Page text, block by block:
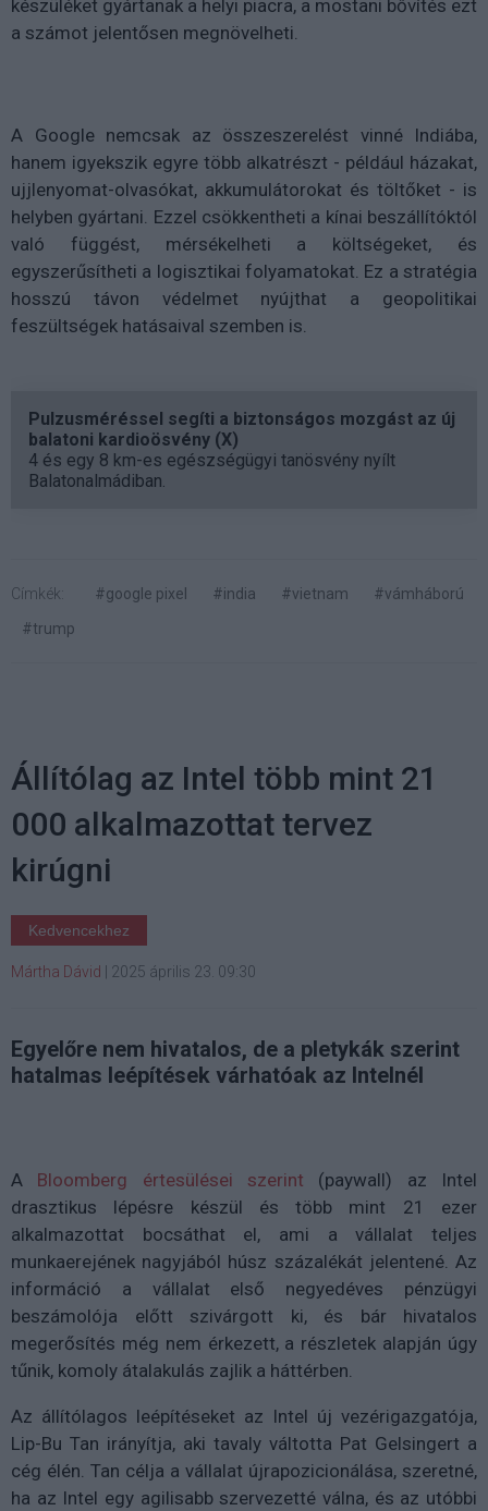
készüléket gyártanak a helyi piacra, a mostani bővítés ezt
a számot jelentősen megnövelheti.
A Google nemcsak az összeszerelést vinné Indiába,
hanem igyekszik egyre több alkatrészt - például házakat,
ujjlenyomat-olvasókat, akkumulátorokat és töltőket - is
helyben gyártani. Ezzel csökkentheti a kínai beszállítóktól
való függést, mérsékelheti a költségeket, és
egyszerűsítheti a logisztikai folyamatokat. Ez a stratégia
hosszú távon védelmet nyújthat a geopolitikai
feszültségek hatásaival szemben is.
Pulzusméréssel segíti a biztonságos mozgást az új
balatoni kardioösvény (X)
4 és egy 8 km-es egészségügyi tanösvény nyílt
Balatonalmádiban.
Címkék: #google pixel #india #vietnam
#vámháború
#trump
Állítólag az Intel több mint 21
000 alkalmazottat tervez
kirúgni
Kedvencekhez
Mártha Dávid 2025 április 23. 09:30
Egyelőre nem hivatalos, de a pletykák szerint
hatalmas leépítések várhatóak az Intelnél
A Bloomberg értesülései szerint (paywall) az Intel
drasztikus lépésre készül és több mint 21 ezer
alkalmazottat bocsáthat el, ami a vállalat teljes
munkaerejének nagyjából húsz százalékát jelentené. Az
információ a vállalat első negyedéves pénzügyi
beszámolója előtt szivárgott ki, és bár hivatalos
megerősítés még nem érkezett, a részletek alapján úgy
tűnik, komoly átalakulás zajlik a háttérben.
Az állítólagos leépítéseket az Intel új vezérigazgatója,
Lip-Bu Tan irányítja, aki tavaly váltotta Pat Gelsingert a
cég élén. Tan célja a vállalat újrapozicionálása, szeretné,
ha az Intel egy agilisabb szervezetté válna, és az utóbbi